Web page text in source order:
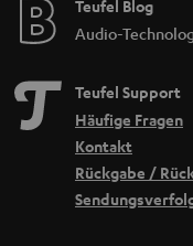
Teufel Blog
Audio-
Teufel Support
Häufige Fragen
Kontakt
Rückgabe /